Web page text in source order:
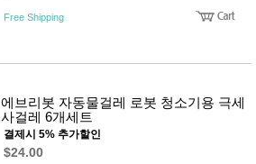
Free Shipping
에브리봇 자동물걸레 로봇 청소기용 극세
사걸레 6개세트
결제시 5% 추가할인
$24.00